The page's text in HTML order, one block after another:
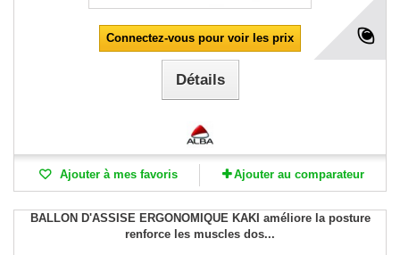
Connectez-vous pour voir les prix
Détails
Ajouter à mes favoris Ajouter au comparateur
BALLON D'ASSISE ERGONOMIQUE KAKI améliore la posture
renforce les muscles dos...